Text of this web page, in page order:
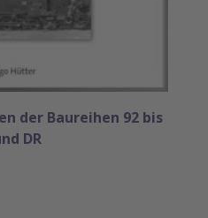
der Baureihen 92 bis
DR